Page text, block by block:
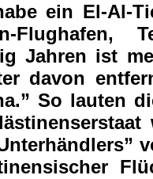
ein El-Al-
Flughafen,
Jahren ist
davon
So lauten